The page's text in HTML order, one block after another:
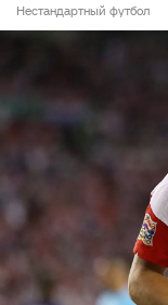
Нестандартный футбол